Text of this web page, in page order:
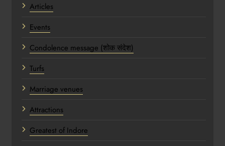
Articles
Events
Condolence message (शोक संदेश)
Turfs
Marriage venues
Attractions
Greatest of Indore